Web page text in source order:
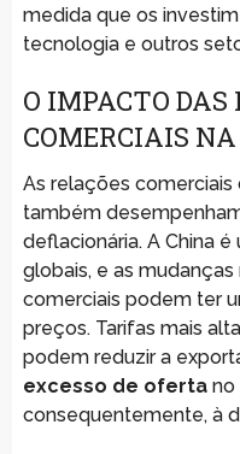
medida que os
tecnologia e outros
O IMPACTO DAS
COMERCIAIS
As relações comerciais
também
deflacionária. A China
globais, e as
comerciais podem ter
preços. Tarifas mais
podem reduzir a
excesso de ofertano
consequentemente, à